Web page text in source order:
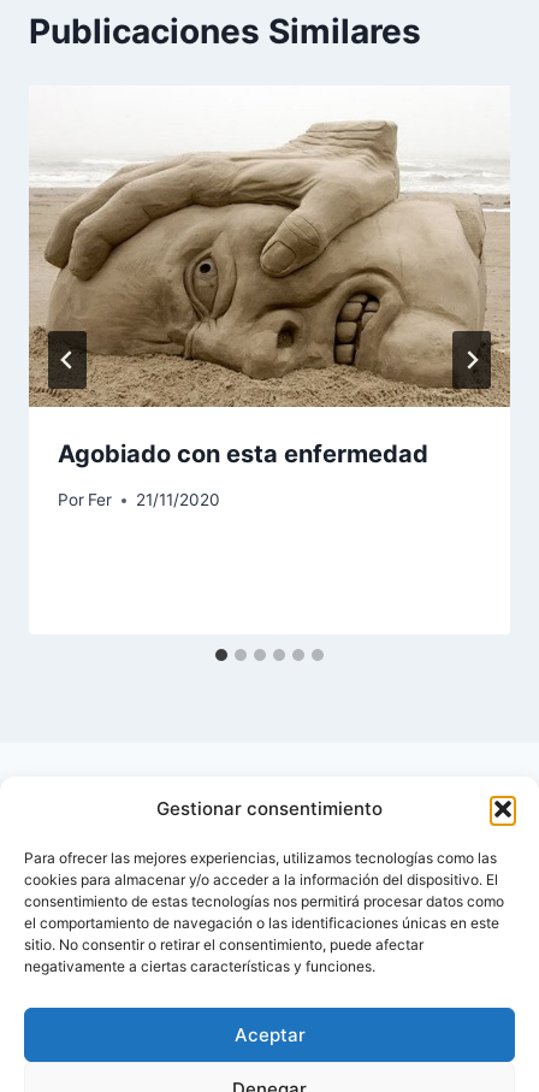
Gestionar consentimiento
Para ofrecer las mejores experiencias, utilizamos tecnologías como las
cookies para almacenar y/o acceder a la información del dispositivo. El
consentimiento de estas tecnologías nos permitirá procesar datos como
el comportamiento de navegación o las identificaciones únicas en este
sitio. No consentir o retirar el consentimiento, puede afectar
negativamente a ciertas características y funciones.
Aceptar
Publicaciones Similares
Agobiado con esta enfermedad
Por Fer 21/11/2020
Inicio Contactar